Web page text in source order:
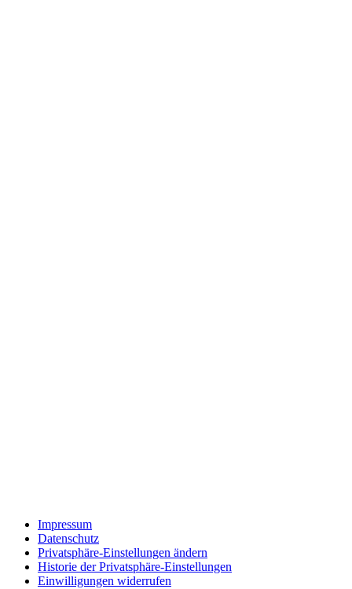
Impressum
Datenschutz
Privatsphäre-Einstellungen ändern
Historie der Privatsphäre-Einstellungen
Einwilligungen widerrufen